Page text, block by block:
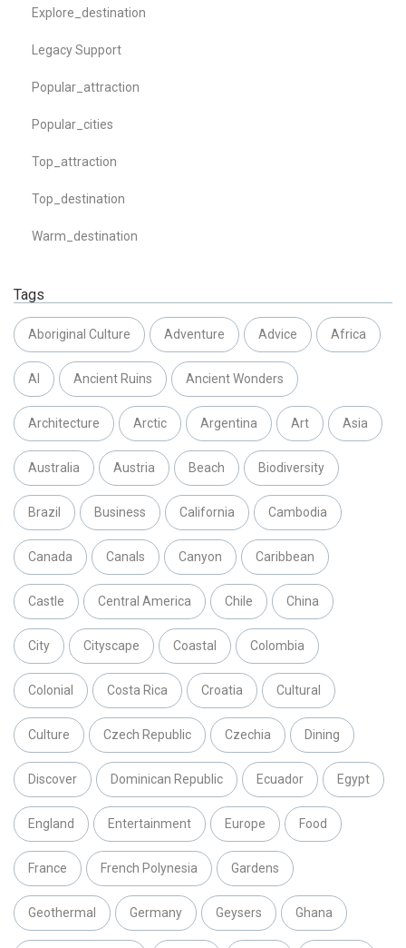
Explore_destination
Legacy Support
Popular_attraction
Popular_cities
Top_attraction
Top_destination
Warm_destination
Tags
Aboriginal Culture Adventure Advice Africa
AI Ancient Ruins Ancient Wonders
Architecture Arctic Argentina Art Asia
Australia Austria Beach Biodiversity
Brazil Business California Cambodia
Canada Canals Canyon Caribbean
Castle Central America Chile China
City Cityscape Coastal Colombia
Colonial Costa Rica Croatia Cultural
Culture Czech Republic Czechia Dining
Discover Dominican Republic Ecuador Egypt
England Entertainment Europe Food
France French Polynesia Gardens
Geothermal Germany Geysers Ghana